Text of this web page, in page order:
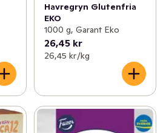
Havregryn Glutenfria
EKO
1000 g, Garant Eko
26,45 kr
26,45 kr /kg